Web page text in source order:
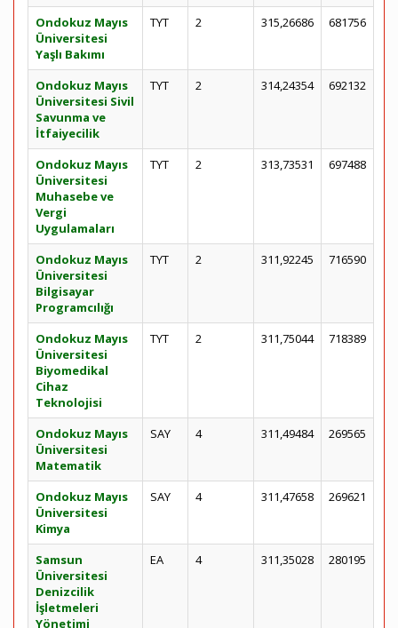
Ondokuz Mayıs
Üniversitesi
Yaşlı Bakımı
TYT 2 315,26686 681756
Ondokuz Mayıs
Üniversitesi Sivil
Savunma ve
İtfaiyecilik
TYT 2 314,24354 692132
Ondokuz Mayıs
Üniversitesi
Muhasebe ve
Vergi
Uygulamaları
TYT 2 313,73531 697488
Ondokuz Mayıs
Üniversitesi
Bilgisayar
Programcılığı
TYT 2 311,92245 716590
Ondokuz Mayıs
Üniversitesi
Biyomedikal
Cihaz
Teknolojisi
TYT 2 311,75044 718389
Ondokuz Mayıs
Üniversitesi
Matematik
SAY 4 311,49484 269565
Ondokuz Mayıs
Üniversitesi
Kimya
SAY 4 311,47658 269621
Samsun
Üniversitesi
Denizcilik
İşletmeleri
Yönetimi
EA 4 311,35028 280195